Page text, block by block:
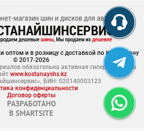
и в розницу с доставкой по Казахстану
© 2017-2026
обязательна активная гиперссылка на
www.kostanayshs.kz
БИН: 020140003123
конфиденциальности
Договор оферты
РАЗРАБОТАНО
В SMARTSITE